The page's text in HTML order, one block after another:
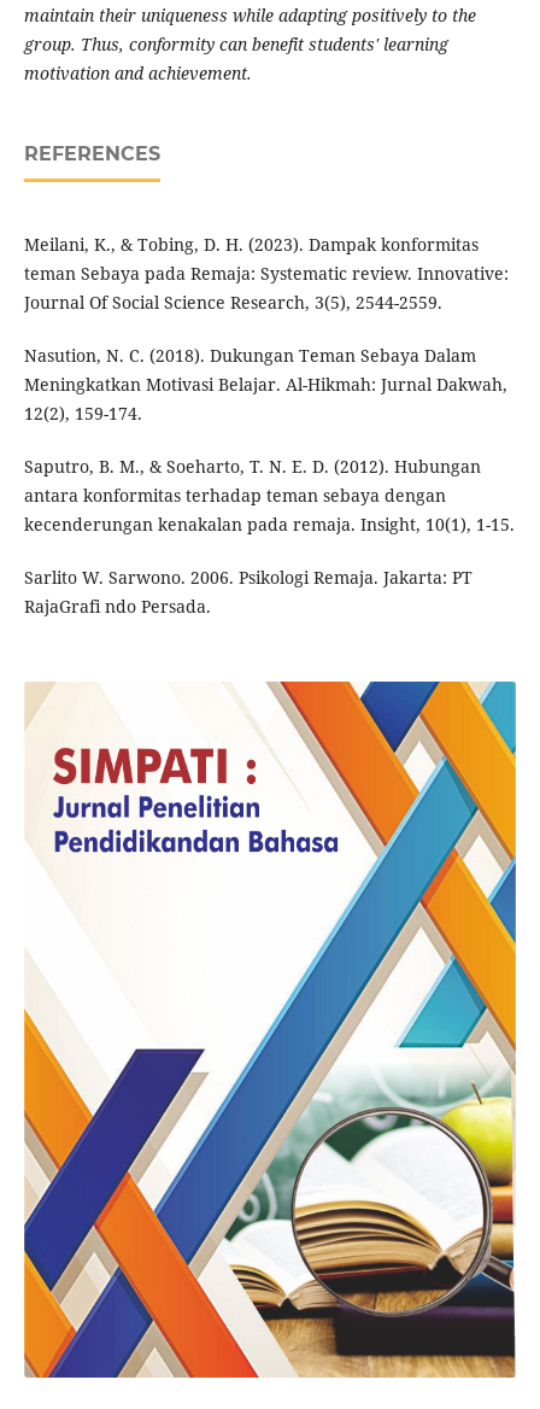
maintain their uniqueness while adapting positively to the
group. Thus, conformity can benefit students' learning
motivation and achievement.
REFERENCES
Meilani, K., & Tobing, D. H. (2023). Dampak konformitas
teman Sebaya pada Remaja: Systematic review. Innovative:
Journal Of Social Science Research, 3(5), 2544-2559.
Nasution, N. C. (2018). Dukungan Teman Sebaya Dalam
Meningkatkan Motivasi Belajar. Al-Hikmah: Jurnal Dakwah,
12(2), 159-174.
Saputro, B. M., & Soeharto, T. N. E. D. (2012). Hubungan
antara konformitas terhadap teman sebaya dengan
kecenderungan kenakalan pada remaja. Insight, 10(1), 1-15.
Sarlito W. Sarwono. 2006. Psikologi Remaja. Jakarta: PT
RajaGrafi ndo Persada.